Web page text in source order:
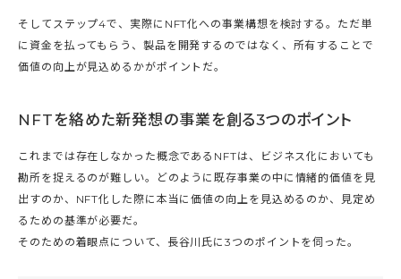
そしてステップ4で、実際にNFT化への事業構想を検討する。ただ単
に資金を払ってもらう、製品を開発するのではなく、所有することで
価値の向上が見込めるかがポイントだ。
NFTを絡めた新発想の事業を創る3つのポイント
これまでは存在しなかった概念であるNFTは、ビジネス化においても
勘所を捉えるのが難しい。どのように既存事業の中に情緒的価値を見
出すのか、NFT化した際に本当に価値の向上を見込めるのか、見定め
るための基準が必要だ。
そのための着眼点について、長谷川氏に3つのポイントを伺った。